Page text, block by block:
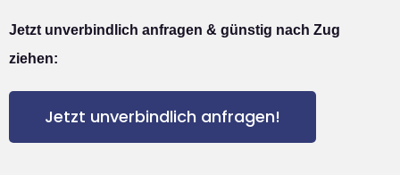
Jetzt unverbindlich anfragen & günstig nach Zug
ziehen:
Jetzt unverbindlich anfragen!